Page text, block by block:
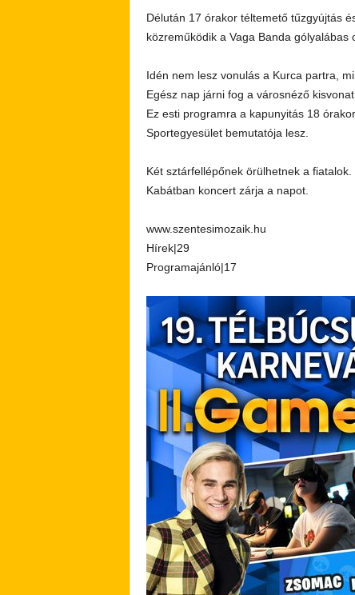
Délután 17 órakor téltemető tűzgyújtás
közreműködik a Vaga Banda gólyalábas
Idén nem lesz vonulás a Kurca partra,
Egész nap járni fog a városnéző
Ez esti programra a kapunyitás 18
Sportegyesület bemutatója lesz.
Két sztárfellépőnek örülhetnek a
Kabátban koncert zárja a napot.
www.szentesimozaik.hu
Hírek|29
Programajánló|17